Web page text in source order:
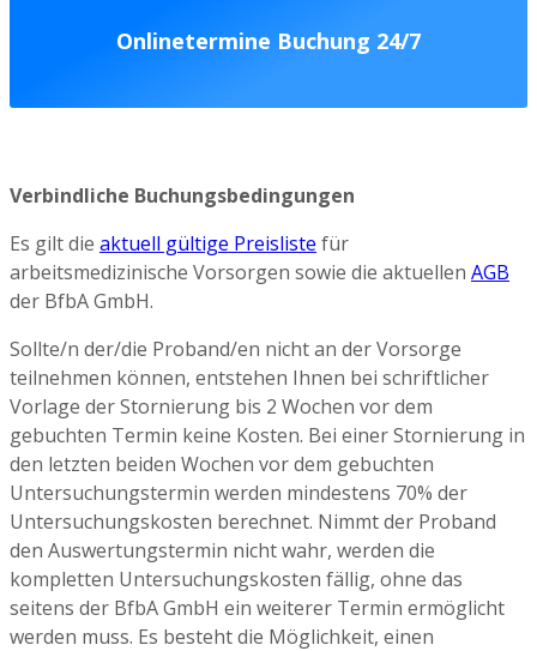
Onlinetermine Buchung 24/7
Verbindliche Buchungsbedingungen
Es gilt die aktuell gültige Preisliste für
arbeitsmedizinische Vorsorgen sowie die aktuellen AGB
der BfbA GmbH.
Sollte/n der/die Proband/en nicht an der Vorsorge
teilnehmen können, entstehen Ihnen bei schriftlicher
Vorlage der Stornierung bis 2 Wochen vor dem
gebuchten Termin keine Kosten. Bei einer Stornierung in
den letzten beiden Wochen vor dem gebuchten
Untersuchungstermin werden mindestens 70% der
Untersuchungskosten berechnet. Nimmt der Proband
den Auswertungstermin nicht wahr, werden die
kompletten Untersuchungskosten fällig, ohne das
seitens der BfbA GmbH ein weiterer Termin ermöglicht
werden muss. Es besteht die Möglichkeit, einen